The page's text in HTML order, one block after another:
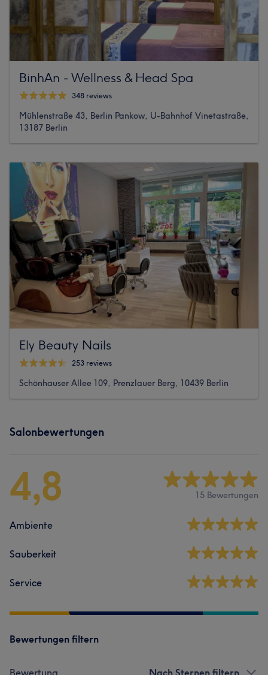
BinhAn - Wellness & Head Spa
348 reviews
Mühlenstraße 43, Berlin Pankow, U-Bahnhof Vinetastraße,
13187 Berlin
Ely Beauty Nails
253 reviews
Schönhauser Allee 109, Prenzlauer Berg, 10439 Berlin
Salonbewertungen
4,8 15 Bewertungen
Ambiente
Sauberkeit
Service
Bewertungen filtern
Bewertung Nach Sternen filtern